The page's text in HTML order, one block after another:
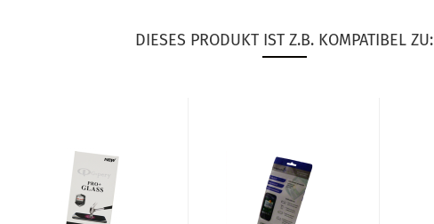
DIESES PRODUKT IST Z.B. KOMPATIBEL ZU: